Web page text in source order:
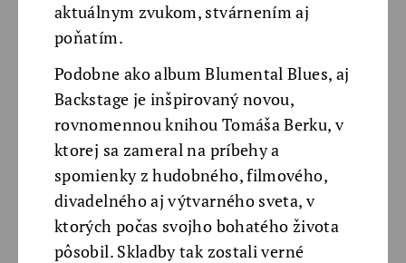
aktuálnym zvukom, stvárnením aj
poňatím.
Podobne ako album Blumental Blues, aj
Backstage je inšpirovaný novou,
rovnomennou knihou Tomáša Berku, v
ktorej sa zameral na príbehy a
spomienky z hudobného, filmového,
divadelného aj výtvarného sveta, v
ktorých počas svojho bohatého života
pôsobil. Skladby tak zostali verné